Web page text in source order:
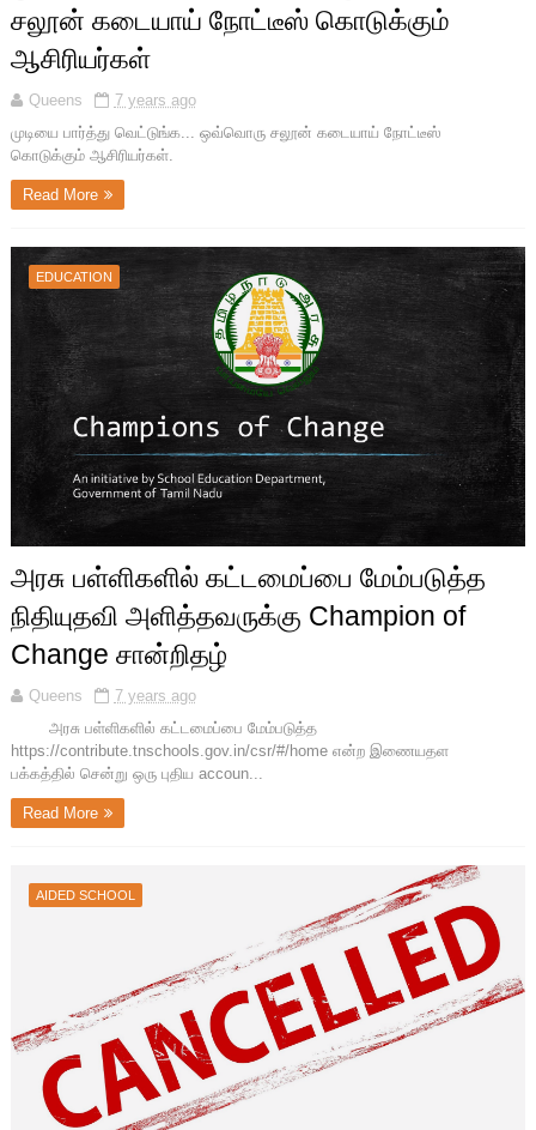
சலூன் கடையாய் நோட்டீஸ் கொடுக்கும்
ஆசிரியர்கள்
Queens
7 years ago
முடியை பார்த்து வெட்டுங்க... ஒவ்வொரு சலூன் கடையாய் நோட்டீஸ்
கொடுக்கும் ஆசிரியர்கள்.
Read More
EDUCATION
அரசு பள்ளிகளில் கட்டமைப்பை மேம்படுத்த
நிதியுதவி அளித்தவருக்கு Champion of
Change சான்றிதழ்
Queens
7 years ago
அரசு பள்ளிகளில் கட்டமைப்பை மேம்படுத்த
https://contribute.tnschools.gov.in/csr/#/home என்ற இணையதள
பக்கத்தில் சென்று ஒரு புதிய accoun...
Read More
AIDED SCHOOL